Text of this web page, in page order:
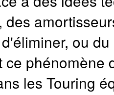
des
ou
ce phénomène
les Touring